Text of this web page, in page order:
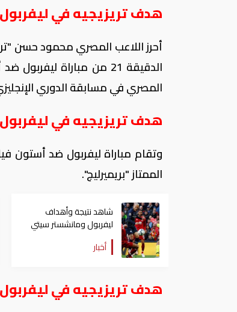
هدف تريزيجيه في ليفربول
أحرز اللاعب المصري محمود حسن
الدقيقة 21 من مباراة ليفربول ضد أستون فيلا، ويعتبر
المصري في مسابقة الدوري الإنجليزي
هدف تريزيجيه في ليفربول
الممتاز "بريميرليج".
شاهد نتيجة وأهداف
ليفربول ومانشستر سيتي
اليوم في الدوري الإنجليزي
أخبار
هدف تريزيجيه في ليفربول